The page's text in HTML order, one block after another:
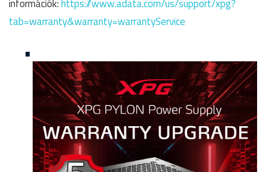
információk:https://www.adata.com/us/support/xpg?
tab=warranty&warranty=warrantyService